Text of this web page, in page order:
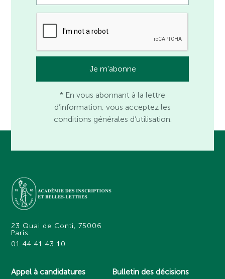
* En vous abonnant à la lettre
d’information, vous acceptez les
conditions générales d’utilisation.
23 Quai de Conti, 75006
Paris
01 44 41 43 10
Appel à candidatures Bulletin des décisions